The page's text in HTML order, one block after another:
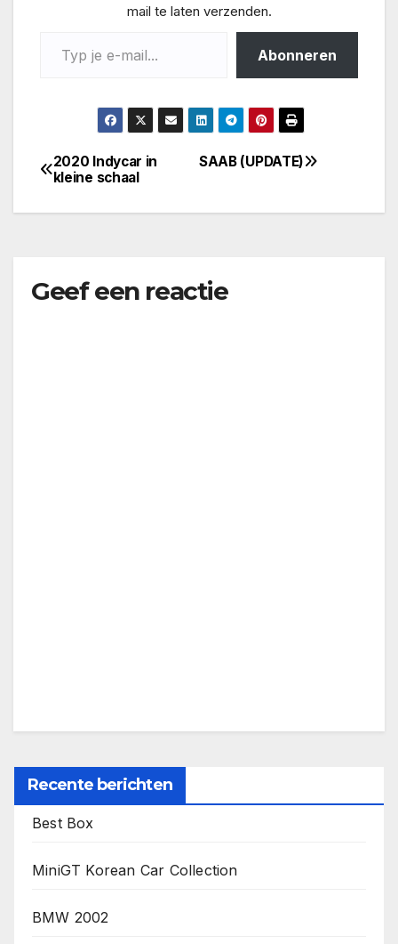
mail te laten verzenden.
Abonneren
Bericht
navigatie
SAAB (UPDATE)
2020 Indycar in
kleine schaal
Geef een reactie
Recente berichten
Best Box
MiniGT Korean Car Collection
BMW 2002